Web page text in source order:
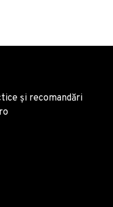
și recomandări